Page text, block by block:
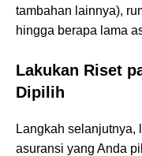
tambahan lainnya),
hingga berapa lama
Lakukan Riset
Dipilih
Langkah selanjutnya,
asuransi yang Anda